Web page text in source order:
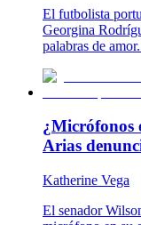
El futbolista
Georgina
palabras de
¿Micrófonos
Arias
Katherine Vega
El senador